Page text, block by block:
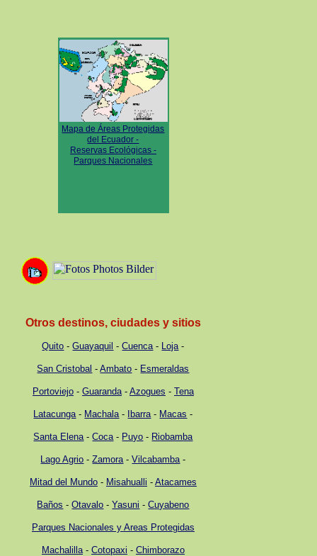
Otros destinos, ciudades y sitios
Quito -Guayaquil -Cuenca- Loja-
San Cristobal -Ambato - Esmeraldas
Portoviejo - Guaranda- Azogues - Tena
Latacunga- Machala- Ibarra- Macas -
Santa Elena-Coca- Puyo - Riobamba
Lago Agrio -Zamora-Vilcabamba-
Mitad del Mundo - Misahualli - Atacames
Baños -Otavalo -Yasuni -Cuyabeno
Parques Nacionales y Areas Protegidas
Machalilla- Cotopaxi - Chimborazo
Mapa de Áreas Protegidas
del Ecuador -
Reservas Ecológicas -
Parques Nacionales